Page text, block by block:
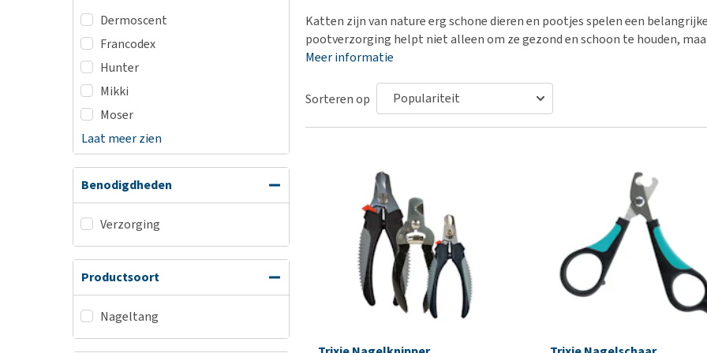
Biologisch hondenvoer
Vegan hondenvoer
Voer- en drinkbakken
Puppy benodigdheden
Bekijk alles
Puppy apotheek
Puppy apotheek
Vuurwerkangst
Ouderdom en dementie
Dermoscent
Francodex
Hunter
Mikki
Moser
Laat meer zien
Benodigdheden
Verzorging
Productsoort
Nageltang
Katten zijn van nature erg schone dieren en pootjes spelen een
pootverzorging helpt niet alleen om ze gezond en schoon te houden,
Meer informatie
Sorteren op